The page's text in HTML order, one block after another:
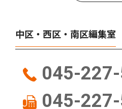
中区・西区・南区編集室
045-
045-